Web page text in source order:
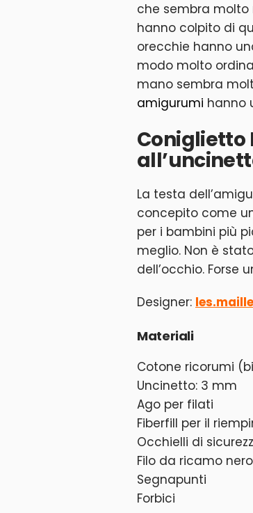
che sembra molto
hanno colpito di
orecchie hanno
modo molto
mano sembra
amigurumi hanno
Coniglietto
La testa
concepito come
per i bambini più
meglio. Non è
dell’occhio. Forse
Designer:
Materiali
Cotone ricorumi
Uncinetto: 3 mm
Ago per filati
Fiberfill per il
Occhielli di
Filo da ricamo nero
Segnapunti
Forbici